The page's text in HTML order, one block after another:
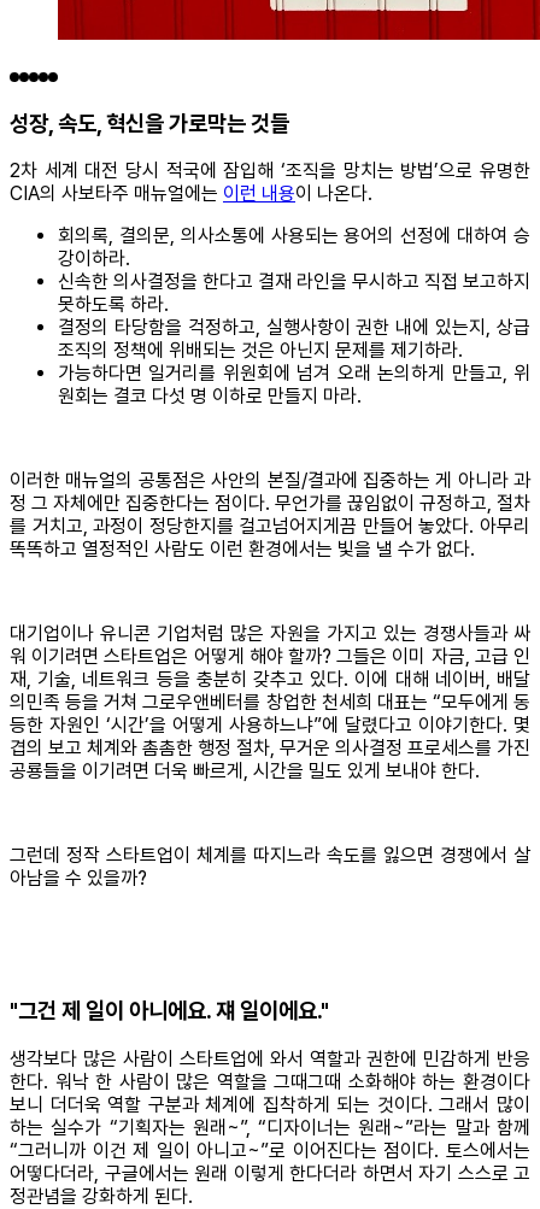
성장, 속도, 혁신을 가로막는 것들
2차 세계 대전 당시 적국에 잠입해 ‘조직을 망치는 방법’으로 유명한
CIA의 사보타주 매뉴얼에는 이런 내용이 나온다.
회의록, 결의문, 의사소통에 사용되는 용어의 선정에 대하여 승
강이하라.
신속한 의사결정을 한다고 결재 라인을 무시하고 직접 보고하지
못하도록 하라.
결정의 타당함을 걱정하고, 실행사항이 권한 내에 있는지, 상급
조직의 정책에 위배되는 것은 아닌지 문제를 제기하라.
가능하다면 일거리를 위원회에 넘겨 오래 논의하게 만들고, 위
원회는 결코 다섯 명 이하로 만들지 마라.
이러한 매뉴얼의 공통점은 사안의 본질/결과에 집중하는 게 아니라 과
정 그 자체에만 집중한다는 점이다. 무언가를 끊임없이 규정하고, 절차
를 거치고, 과정이 정당한지를 걸고넘어지게끔 만들어 놓았다. 아무리
똑똑하고 열정적인 사람도 이런 환경에서는 빛을 낼 수가 없다.
대기업이나 유니콘 기업처럼 많은 자원을 가지고 있는 경쟁사들과 싸
워 이기려면 스타트업은 어떻게 해야 할까? 그들은 이미 자금, 고급 인
재, 기술, 네트워크 등을 충분히 갖추고 있다. 이에 대해 네이버, 배달
의민족 등을 거쳐 그로우앤베터를 창업한 천세희 대표는 “모두에게 동
등한 자원인 ‘시간’을 어떻게 사용하느냐”에 달렸다고 이야기한다. 몇
겹의 보고 체계와 촘촘한 행정 절차, 무거운 의사결정 프로세스를 가진
공룡들을 이기려면 더욱 빠르게, 시간을 밀도 있게 보내야 한다.
그런데 정작 스타트업이 체계를 따지느라 속도를 잃으면 경쟁에서 살
아남을 수 있을까?
"그건 제 일이 아니에요. 쟤 일이에요."
생각보다 많은 사람이 스타트업에 와서 역할과 권한에 민감하게 반응
한다. 워낙 한 사람이 많은 역할을 그때그때 소화해야 하는 환경이다
보니 더더욱 역할 구분과 체계에 집착하게 되는 것이다. 그래서 많이
하는 실수가 “기획자는 원래~”, “디자이너는 원래~”라는 말과 함께
“그러니까 이건 제 일이 아니고~”로 이어진다는 점이다. 토스에서는
어떻다더라, 구글에서는 원래 이렇게 한다더라 하면서 자기 스스로 고
정관념을 강화하게 된다.